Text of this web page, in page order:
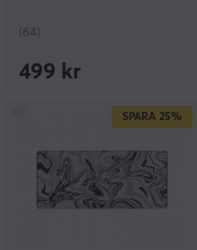
(64)
499 kr
SPARA 25%